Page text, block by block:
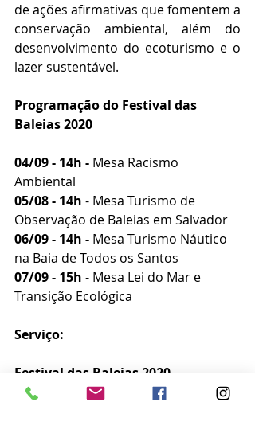
de ações afirmativas que fomentem a
conservação ambiental, além do
desenvolvimento do ecoturismo e o
lazer sustentável.
Programação do Festival das
Baleias 2020
04/09 - 14h - Mesa Racismo
Ambiental
05/08 - 14h - Mesa Turismo de
Observação de Baleias em Salvador
06/09 - 14h - Mesa Turismo Náutico
na Baia de Todos os Santos
07/09 - 15h - Mesa Lei do Mar e
Transição Ecológica
Serviço:
Festival das Baleias 2020
Quando:
de 04 a 06/09 das 14h às